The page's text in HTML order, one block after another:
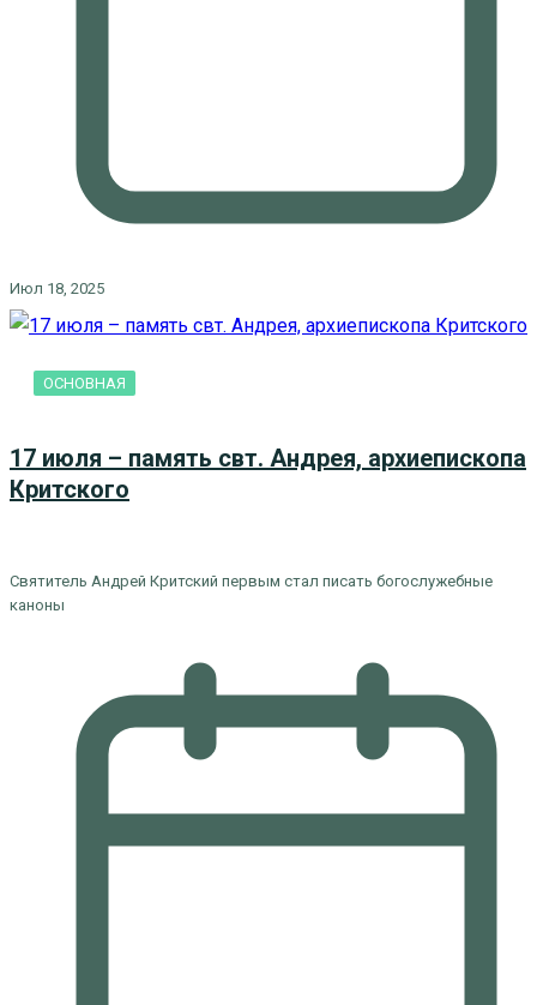
Июл 18, 2025
ОСНОВНАЯ
17 июля – память свт. Андрея, архиепископа
Критского
Святитель Андрей Критский первым стал писать богослужебные
каноны